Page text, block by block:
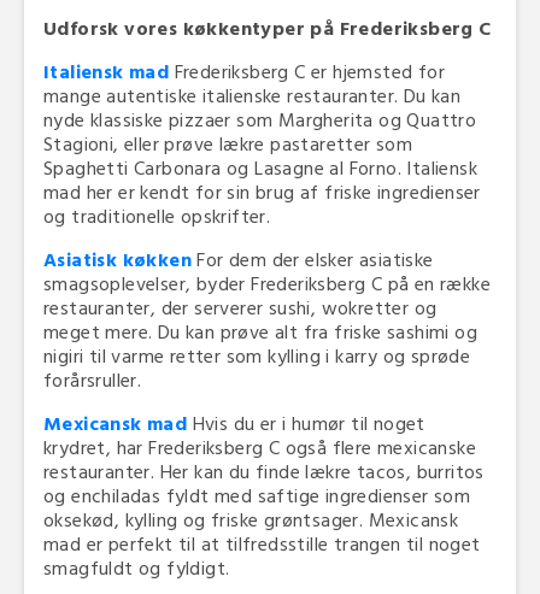
Udforsk vores køkkentyper på Frederiksberg C
Italiensk mad Frederiksberg C er hjemsted for
mange autentiske italienske restauranter. Du kan
nyde klassiske pizzaer som Margherita og Quattro
Stagioni, eller prøve lækre pastaretter som
Spaghetti Carbonara og Lasagne al Forno. Italiensk
mad her er kendt for sin brug af friske ingredienser
og traditionelle opskrifter.
Asiatisk køkkenFor dem der elsker asiatiske
smagsoplevelser, byder Frederiksberg C på en række
restauranter, der serverer sushi, wokretter og
meget mere. Du kan prøve alt fra friske sashimi og
nigiri til varme retter som kylling i karry og sprøde
forårsruller.
Mexicansk mad Hvis du er i humør til noget
krydret, har Frederiksberg C også flere mexicanske
restauranter. Her kan du finde lækre tacos, burritos
og enchiladas fyldt med saftige ingredienser som
oksekød, kylling og friske grøntsager. Mexicansk
mad er perfekt til at tilfredsstille trangen til noget
smagfuldt og fyldigt.